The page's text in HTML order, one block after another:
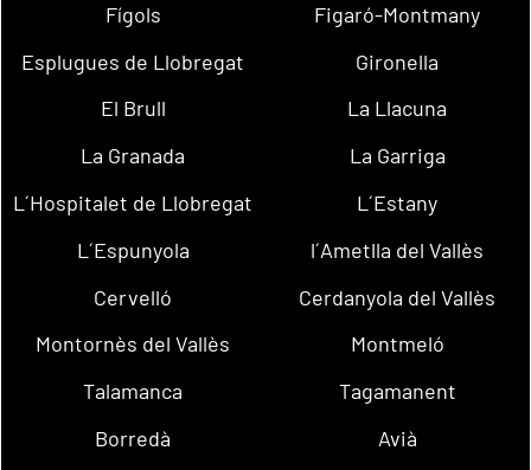
Fígols
Figaró-Montmany
Esplugues de Llobregat
Gironella
El Brull
La Llacuna
La Granada
La Garriga
L´Hospitalet de Llobregat
L´Estany
L´Espunyola
l´Ametlla del Vallès
Cervelló
Cerdanyola del Vallès
Montornès del Vallès
Montmeló
Talamanca
Tagamanent
Borredà
Avià